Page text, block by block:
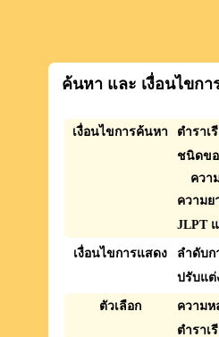
ค้นหา และ เงื่อนไขกา
เงื่อนไขการค้นหา ตำราเ
ชนิดขอ
ควา
ความย
JLPT
เงื่อนไขการแสดง
ลำดับก
ปรับแต่
ตัวเลือก ความห
ตำราเ